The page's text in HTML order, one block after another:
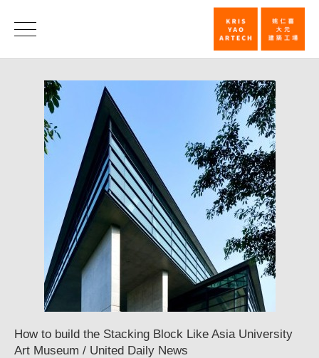
How
to
build
the
Stacking
Block
Like
Asia
University
Art
Museum
/
United
Daily
News
How to build the Stacking Block Like Asia University
Art Museum / United Daily News